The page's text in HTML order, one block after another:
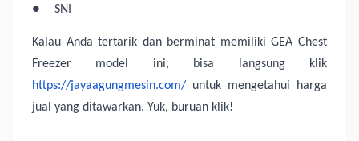
● SNI
Kalau Anda tertarik dan berminat memiliki GEA Chest
Freezer model ini, bisa langsung klik
https://jayaagungmesin.com/ untuk mengetahui harga
jual yang ditawarkan. Yuk, buruan klik!